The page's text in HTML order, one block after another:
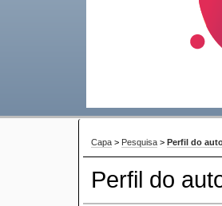
Capa > Pesquisa > Perfil do
Perfil do